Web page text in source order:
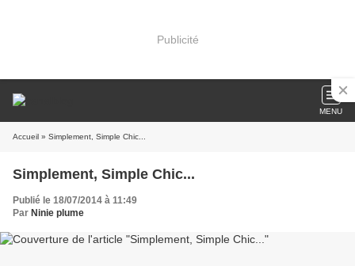
Publicité
MENU
Accueil » Simplement, Simple Chic...
Simplement, Simple Chic...
Publié le 18/07/2014 à 11:49
Par Ninie plume